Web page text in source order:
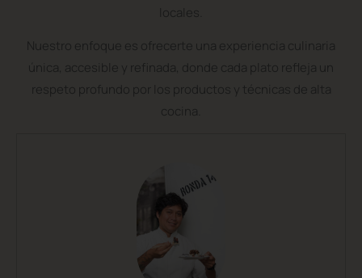
locales.
Nuestro enfoque es ofrecerte una experiencia culinaria
única, accesible y refinada, donde cada plato refleja un
respeto profundo por los productos y técnicas de alta
cocina.